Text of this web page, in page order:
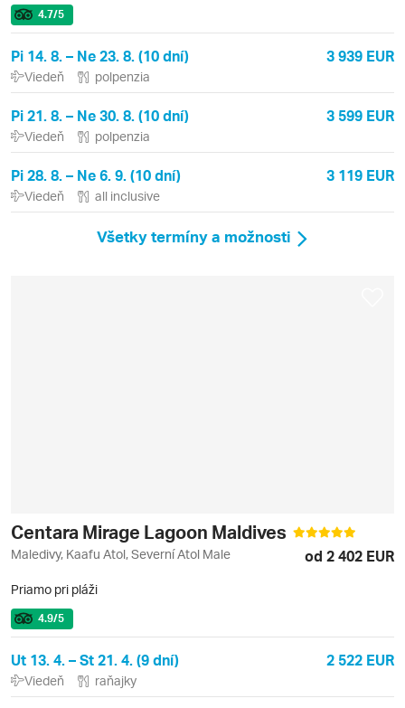
4.7/5
Pi 14. 8. – Ne 23. 8. (10 dní) 3 939 EUR
Viedeň polpenzia
Pi 21. 8. – Ne 30. 8. (10 dní) 3 599 EUR
Viedeň polpenzia
Pi 28. 8. – Ne 6. 9. (10 dní) 3 119 EUR
Viedeň all inclusive
Všetky termíny a možnosti
Centara Mirage Lagoon Maldives
Maledivy, Kaafu Atol, Severní Atol Male od 2 402 EUR
Priamo pri pláži
4.9/5
Ut 13. 4. – St 21. 4. (9 dní) 2 522 EUR
Viedeň raňajky